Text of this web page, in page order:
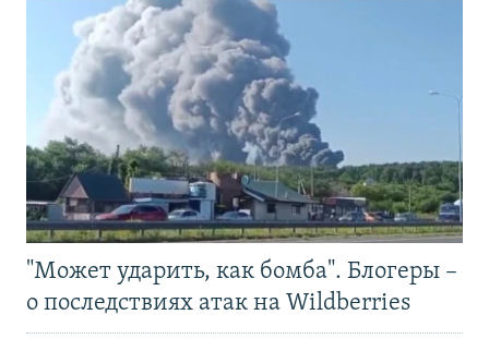
"Может ударить, как бомба". Блогеры –
о последствиях атак на Wildberries